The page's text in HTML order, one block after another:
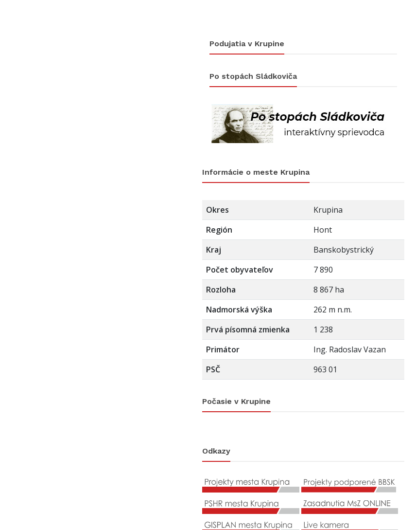
Podujatia v Krupine
Po stopách Sládkoviča
Informácie o meste Krupina
Okres
Krupina
Región
Hont
Kraj
Banskobystrický
Počet obyvateľov
7 890
Rozloha
8 867 ha
Nadmorská výška
262 m n.m.
Prvá písomná zmienka
1 238
Primátor
Ing. Radoslav Vazan
PSČ
963 01
Počasie v Krupine
Odkazy